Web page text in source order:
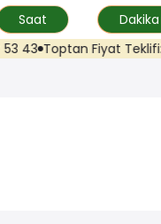
Saat Dakika
Toptan Fiyat Teklifi: